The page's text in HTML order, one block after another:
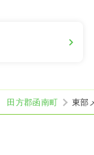
田方郡函南町
東部